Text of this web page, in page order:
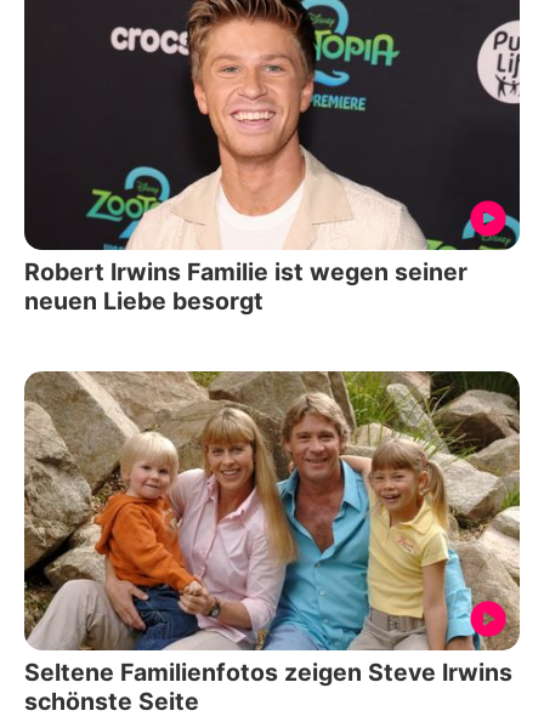
Robert Irwins Familie ist wegen seiner
neuen Liebe besorgt
Seltene Familienfotos zeigen Steve Irwins
schönste Seite